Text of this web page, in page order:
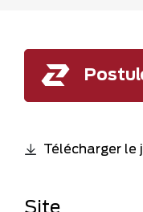
Télécharger le
Site